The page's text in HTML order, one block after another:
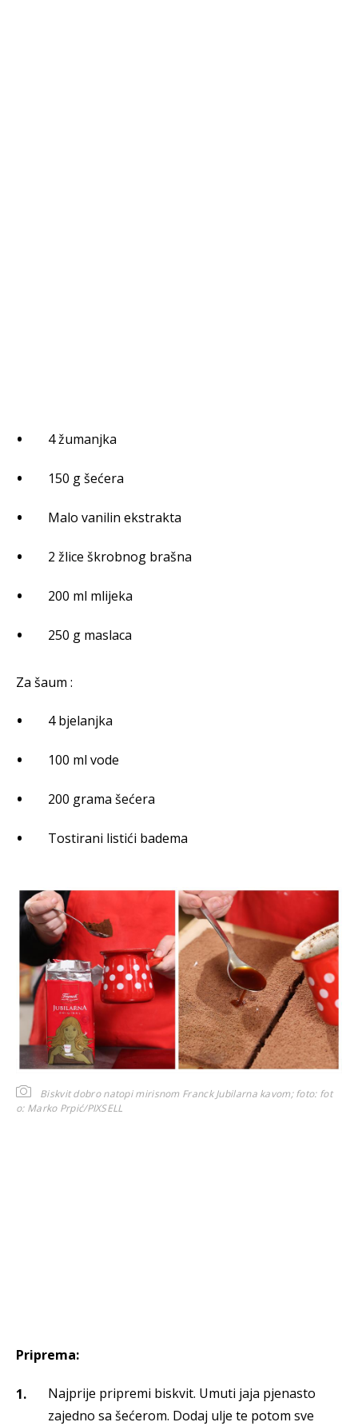
4 žumanjka
150 g šećera
Malo vanilin ekstrakta
2 žlice škrobnog brašna
200 ml mlijeka
250 g maslaca
Za šaum :
4 bjelanjka
100 ml vode
200 grama šećera
Tostirani listići badema
Biskvit dobro natopi mirisnom Franck Jubilarna kavom; foto: fot
o: Marko Prpić/PIXSELL
Priprema:
Najprije pripremi biskvit. Umuti jaja pjenasto
zajedno sa šećerom. Dodaj ulje te potom sve